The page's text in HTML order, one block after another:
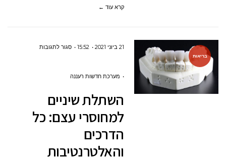
קרא עוד ←
בריאות
21 ביוני 2021 15:52 סגור לתגובותעל
כל
מערכת חדשות רעננה
השתלת שיניים
למחוסרי עצם: כל
הדרכים
והאלטרנטיבות